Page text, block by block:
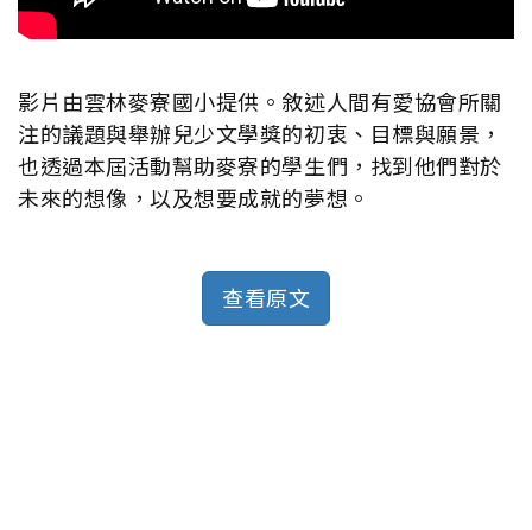
影片由雲林麥寮國小提供。敘述人間有愛協會所關
注的議題與舉辦兒少文學獎的初衷、目標與願景，
也透過本屆活動幫助麥寮的學生們，找到他們對於
未來的想像，以及想要成就的夢想。
查看原文